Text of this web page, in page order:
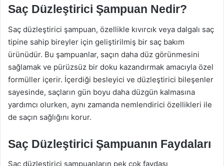
Saç Düzleştirici Şampuan Nedir?
Saç düzleştirici şampuan, özellikle kıvırcık veya dalgalı saç
tipine sahip bireyler için geliştirilmiş bir saç bakım
ürünüdür. Bu şampuanlar, saçın daha düz görünmesini
sağlamak ve pürüzsüz bir doku kazandırmak amacıyla özel
formüller içerir. İçerdiği besleyici ve düzleştirici bileşenler
sayesinde, saçların gün boyu daha düzgün kalmasına
yardımcı olurken, aynı zamanda nemlendirici özellikleri ile
de saçın sağlığını korur.
Saç Düzleştirici Şampuanın Faydaları
Saç düzleştirici şampuanların pek çok faydası